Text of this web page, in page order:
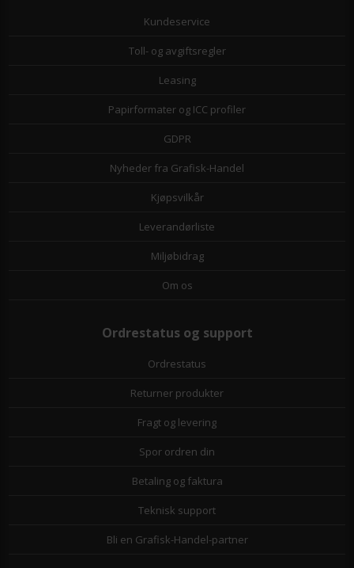
Kundeservice
Toll- og avgiftsregler
Leasing
Papirformater og ICC profiler
GDPR
Nyheder fra Grafisk-Handel
Kjøpsvilkår
Leverandørliste
Miljøbidrag
Om os
Ordrestatus og support
Ordrestatus
Returner produkter
Fragt og levering
Spor ordren din
Betaling og faktura
Teknisk support
Bli en Grafisk-Handel-partner